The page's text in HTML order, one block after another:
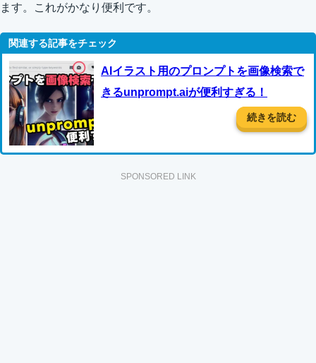
ます。これがかなり便利です。
AIイラスト用のプロンプトを画像検索で
きるunprompt.aiが便利すぎる！
続きを読む
SPONSORED LINK